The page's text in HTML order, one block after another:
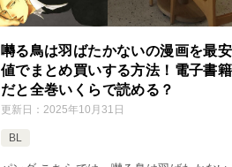
囀る鳥は羽ばたかないの漫画を最安
値でまとめ買いする方法！電子書籍
だと全巻いくらで読める？
更新日： 2025年10月31日
BL